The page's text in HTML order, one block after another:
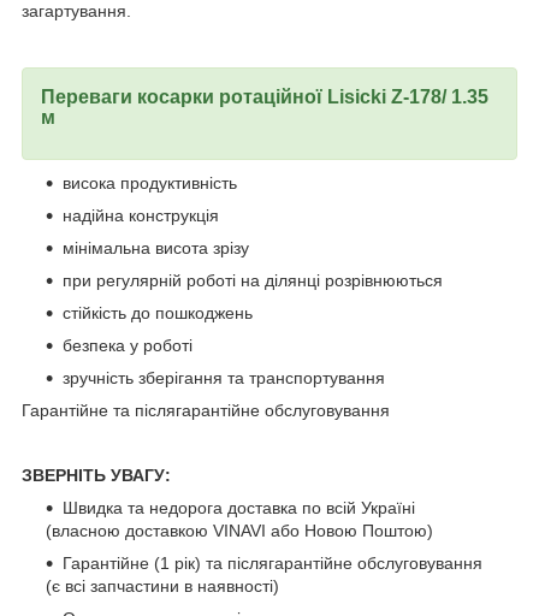
загартування.
Переваги косарки ротаційної Lisicki Z-178/ 1.35
м
висока продуктивність
надійна конструкція
мінімальна висота зрізу
при регулярній роботі на ділянці розрівнюються
стійкість до пошкоджень
безпека у роботі
зручність зберігання та транспортування
Гарантійне та післягарантійне обслуговування
ЗВЕРНІТЬ УВАГУ:
Швидка та недорога доставка по всій Україні
(власною доставкою VINAVI або Новою Поштою)
Гарантійне (1 рік) та післягарантійне обслуговування
(є всі запчастини в наявності)